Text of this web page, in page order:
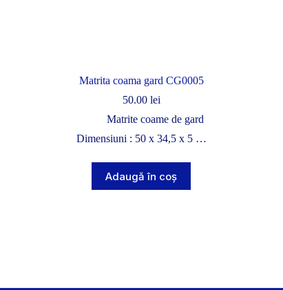
Matrita coama gard CG0005
50.00 lei
Matrite coame de gard
Dimensiuni : 50 x 34,5 x 5 …
Adaugă în coș